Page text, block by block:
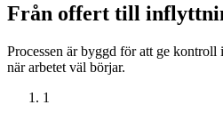
Från offert till
Processen är byggd för att ge
när arbetet väl börjar.
1